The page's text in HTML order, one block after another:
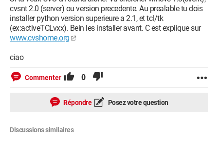
cvsnt 2.0 (server) ou version precedente. Au prealable tu dois
installer python version superieure a 2.1, et tcl/tk
(ex:activeTCLvxx). Bein les installer avant. C est explique sur
www.cvshome.org
ciao
Commenter 0
Répondre Posez votre question
Discussions similaires